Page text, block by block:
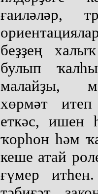
ғаиләләр,
беҙҙең
булып
малайҙы,
хөрмәт
еткәс, ишен
ҡорһон һәм
кеше атай
ғүмер